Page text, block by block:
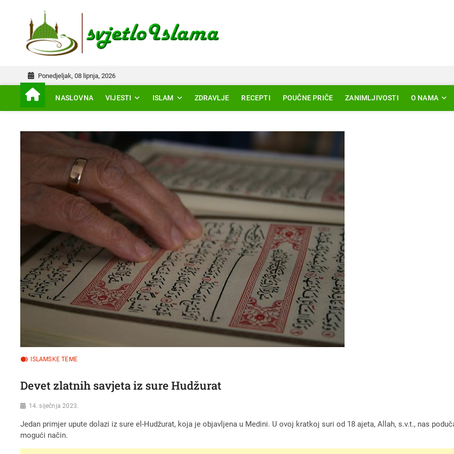
Ponedjeljak, 08 lipnja, 2026
NASLOVNA VIJESTI ISLAM ZDRAVLJE RECEPTI POUČNE PRIČE ZANIMLJIVOSTI O NAMA
ISLAMSKE TEME
Devet zlatnih savjeta iz sure Hudžurat
14. siječnja 2023.
Jedan primjer upute dolazi iz sure el-Hudžurat, koja je objavljena u Medini. U ovoj kratkoj suri od 18 ajeta, Allah, s.v.t., nas
mogući način.